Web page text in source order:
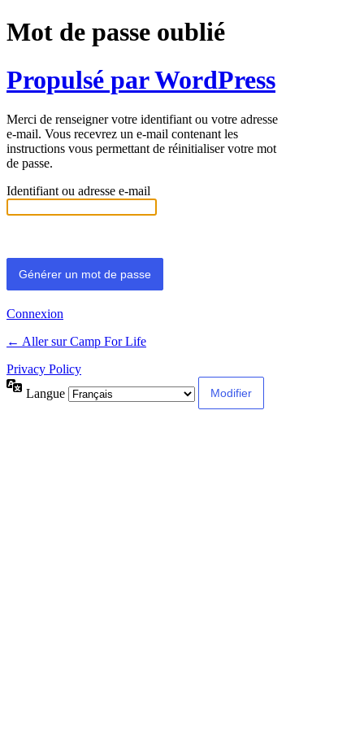
Mot de passe oublié
Propulsé par WordPress
Merci de renseigner votre identifiant ou votre adresse
e-mail. Vous recevrez un e-mail contenant les
instructions vous permettant de réinitialiser votre mot
de passe.
Identifiant ou adresse e-mail
Connexion
← Aller sur Camp For Life
Privacy Policy
Langue